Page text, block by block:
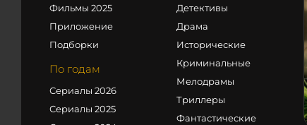
Фильмы 2025
Приложение
Подборки
По годам
Сериалы 2026
Сериалы 2025
Детективы
Драма
Исторические
Криминальные
Мелодрамы
Триллеры
Фантастические